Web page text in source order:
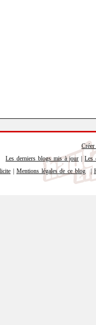
Les derniers blogs mis à jour |Les
Mentions légales de ce blog |